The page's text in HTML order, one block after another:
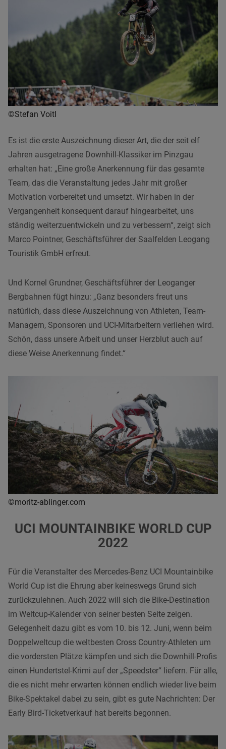
©Stefan Voitl
Es ist die erste Auszeichnung dieser Art, die der seit elf
Jahren ausgetragene Downhill-Klassiker im Pinzgau
erhalten hat: „Eine große Anerkennung für das gesamte
Team, das die Veranstaltung jedes Jahr mit großer
Motivation vorbereitet und umsetzt. Wir haben in der
Vergangenheit konsequent darauf hingearbeitet, uns
ständig weiterzuentwickeln und zu verbessern“, zeigt sich
Marco Pointner, Geschäftsführer der Saalfelden Leogang
Touristik GmbH erfreut.
Und Kornel Grundner, Geschäftsführer der Leoganger
Bergbahnen fügt hinzu: „Ganz besonders freut uns
natürlich, dass diese Auszeichnung von Athleten, Team-
Managern, Sponsoren und UCI-Mitarbeitern verliehen wird.
Schön, dass unsere Arbeit und unser Herzblut auch auf
diese Weise Anerkennung findet.“
©moritz-ablinger.com
UCI MOUNTAINBIKE WORLD CUP
2022
Für die Veranstalter des Mercedes-Benz UCI Mountainbike
World Cup ist die Ehrung aber keineswegs Grund sich
zurückzulehnen. Auch 2022 will sich die Bike-Destination
im Weltcup-Kalender von seiner besten Seite zeigen.
Gelegenheit dazu gibt es vom 10. bis 12. Juni, wenn beim
Doppelweltcup die weltbesten Cross Country-Athleten um
die vordersten Plätze kämpfen und sich die Downhill-Profis
einen Hundertstel-Krimi auf der „Speedster“ liefern. Für alle,
die es nicht mehr erwarten können endlich wieder live beim
Bike-Spektakel dabei zu sein, gibt es gute Nachrichten: Der
Early Bird-Ticketverkauf hat bereits begonnen.